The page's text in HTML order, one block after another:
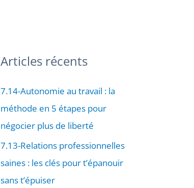
Articles récents
7.14-Autonomie au travail : la
méthode en 5 étapes pour
négocier plus de liberté
7.13-Relations professionnelles
saines : les clés pour t’épanouir
sans t’épuiser